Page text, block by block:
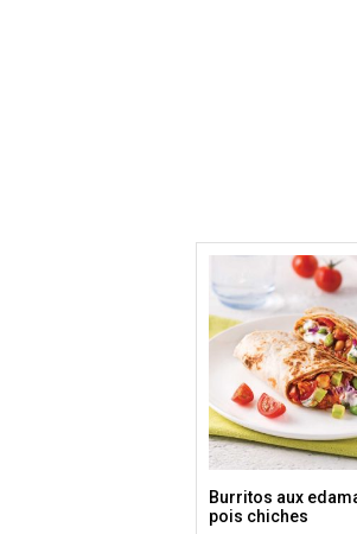
Burritos aux
pois chiches